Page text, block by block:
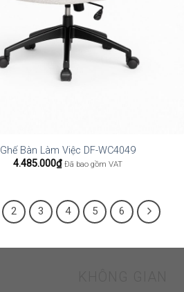
Ghế Bàn Làm Việc DF-WC4049
4.485.000₫ Đã bao gồm VAT
2 3 4 5 6